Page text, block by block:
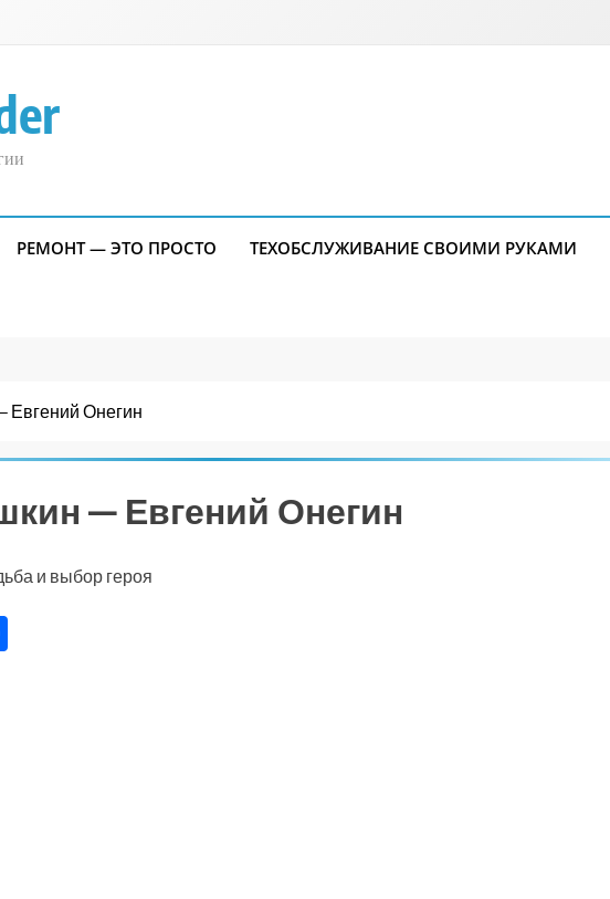
РЕМОНТ — ЭТО ПРОСТО ТЕХОБСЛУЖИВАНИЕ СВОИМИ РУКАМИ
Евгений Онегин
— Евгений Онегин
и выбор героя